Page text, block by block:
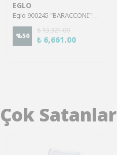
EGLO
Eglo 900245 "BARACCONI" Güneş Enerjili Duvar Aplik Sensörlü Bahçe Aydınlatması Solar Aydınlatma Ip44
%50
₺ 13,321.00
₺ 6,661.00
Çok Satanlar